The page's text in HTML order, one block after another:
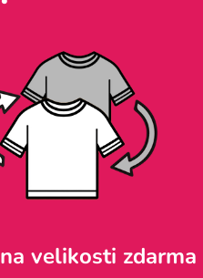
velikosti zdarma